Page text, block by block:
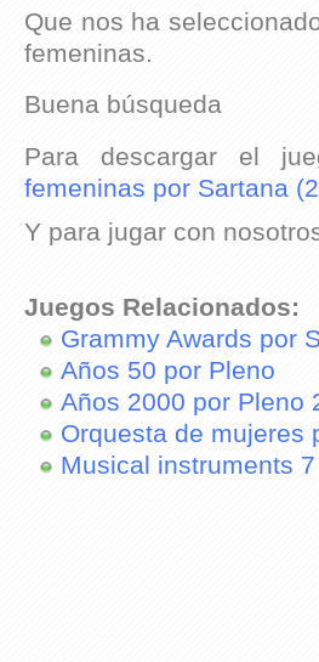
Que nos ha
femeninas.
Buena búsqueda
Para descargar el
femeninas por Sartana
Y para jugar con
Juegos Relacionados:
Grammy Awards por
Años 50 por Pleno
Años 2000 por Pleno
Orquesta de mujeres
Musical instruments